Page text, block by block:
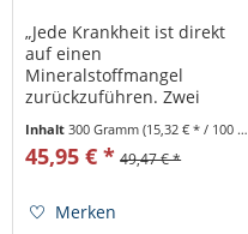
„Jede Krankheit ist direkt
auf einen
Mineralstoffmangel
zurückzuführen. Zwei
Nahrungsaufnahme sollten
Mineralstoffe sein.“ – Zitat
(zweifacher
Nobelpreisträger) Was ist
Inhalt300 Gramm(15,32 € * / 100 Gramm)
45,95 € * 49,47 € *
Merken